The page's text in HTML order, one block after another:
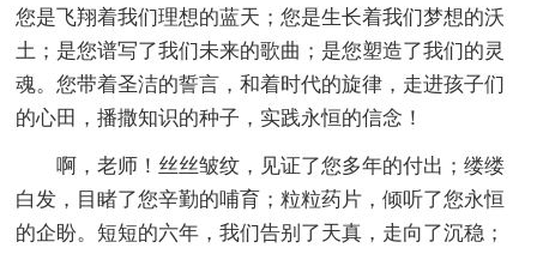
您是飞翔着我们理想的蓝天；您是生长着我们梦想的沃
土；是您谱写了我们未来的歌曲；是您塑造了我们的灵
魂。您带着圣洁的誓言，和着时代的旋律，走进孩子们
的心田，播撒知识的种子，实践永恒的信念！
啊，老师！丝丝皱纹，见证了您多年的付出；缕缕
白发，目睹了您辛勤的哺育；粒粒药片，倾听了您永恒
的企盼。短短的六年，我们告别了天真，走向了沉稳；